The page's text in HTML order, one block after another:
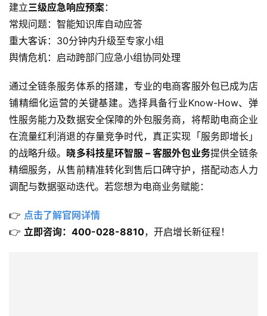
建立三级应急响应预案：
常规问题：智能知识库自动应答
重大客诉：30分钟内升级至专家小组
舆情危机：启动跨部门应急小组协同处理
通过全链条服务体系的搭建，专业的电商客服外包已成为店
铺精细化运营的关键基建。选择具备行业Know-How、弹
性服务能力及数据安全保障的外包服务商，将帮助电商企业
在流量红利消退的存量竞争时代，真正实现「服务即增长」
的战略升级。 晓多科技星环智服 – 客服外包业务提供全链条
精细服务，从售前精准转化到售后口碑守护，搭配动态人力
调配与数据驱动迭代。若您想为电商业务赋能：
👉 点击了解官网详情
👉 立即咨询：400-028-8810，开启增长新征程！